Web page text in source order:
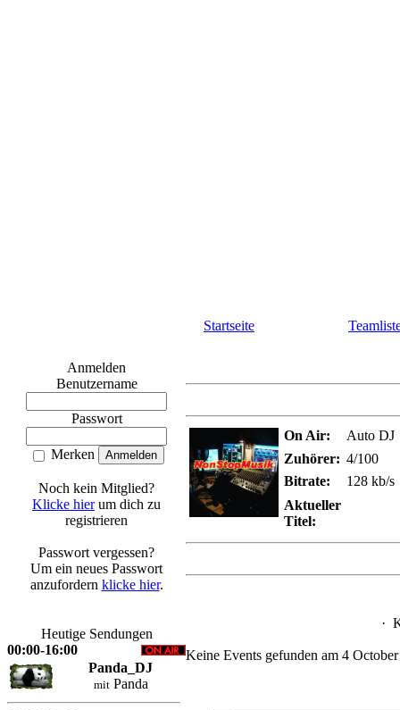
Startseite
Anmelden
Benutzername
Passwort
Merken
Noch kein Mitglied?
Klicke hierum dich zu
registrieren
Passwort vergessen?
Um ein neues Passwort
anzufordern klicke hier.
Heutige Sendungen
00:00-16:00
Panda_DJ
mitPanda
On Air:
Auto DJ
Zuhörer: 4/100
Bitrate:
128 kb/s
Aktueller
Titel:
·
Keine Events gefunden am 4